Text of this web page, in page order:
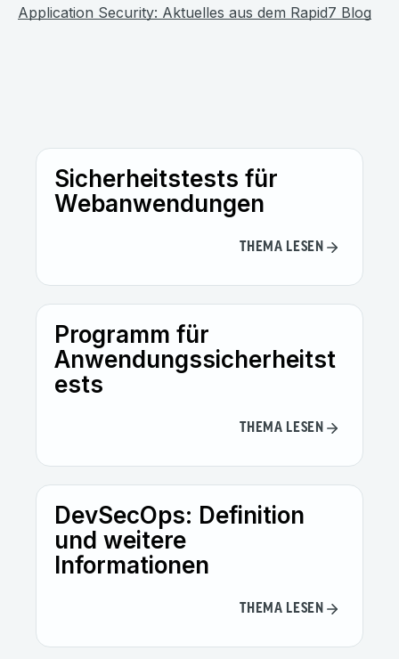
Application Security: Aktuelles aus dem Rapid7 Blog
Sicherheitstests für
Webanwendungen
THEMA LESEN
Programm für
Anwendungssicherheitst
ests
THEMA LESEN
DevSecOps: Definition
und weitere
Informationen
THEMA LESEN